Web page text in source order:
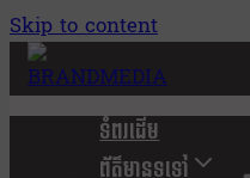
Skip to content
ទំពរដើម
ព័ត៌មានទូទៅ